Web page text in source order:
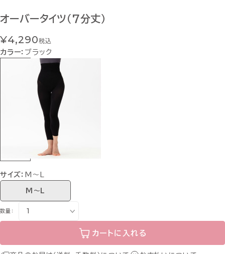
オーバータイツ（7分丈）
¥4,290税込
カラー： ブラック
サイズ： M〜L
M〜L
数量：
カートに入れる